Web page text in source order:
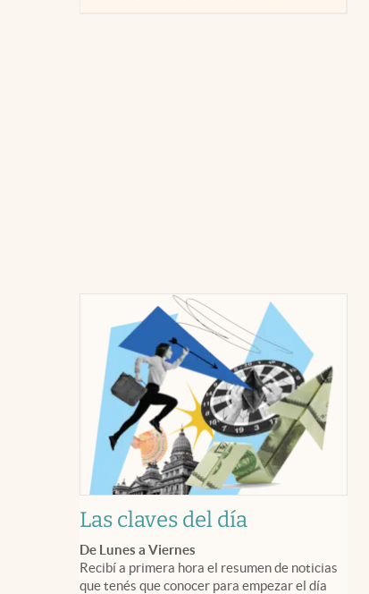
Las claves del día
De Lunes a Viernes
Recibí a primera hora el resumen de noticias
que tenés que conocer para empezar el día